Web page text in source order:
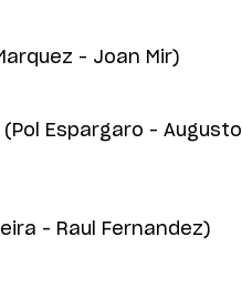
– Joan Mir)
Espargaro – Augusto
– Raul Fernandez)